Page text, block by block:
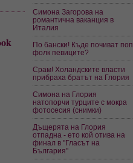
Симона Загорова на
романтична ваканция в
Италия
По бански! Къде почиват поп
фолк певиците?
Срам! Холандските власти
прибраха братът на Глория
Симона на Глория
натопорчи турците с мокра
фотосесия (снимки)
Дъщерята на Глория
отпадна - ето кой отива на
финал в "Гласът на
България"